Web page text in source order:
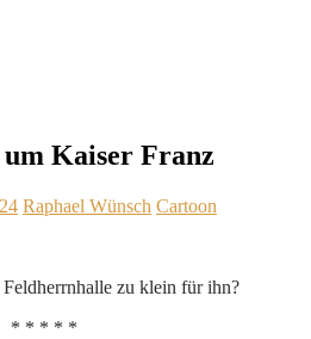
Kaiser Franz
Raphael Wünsch Cartoon
zu klein für ihn?
* * * * *